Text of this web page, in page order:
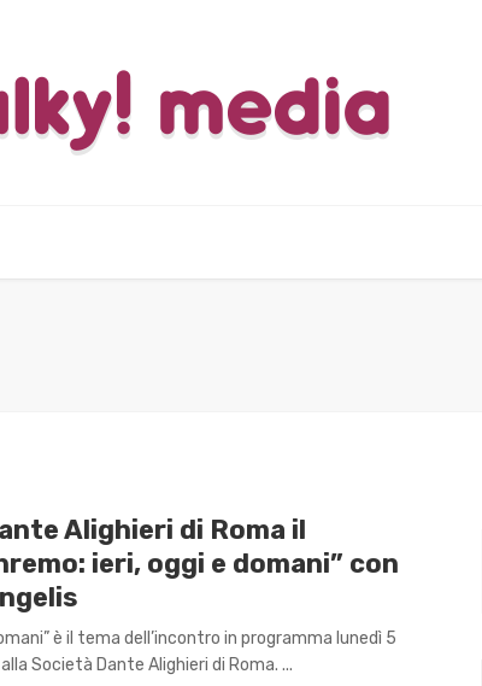
Alighieri di Roma il
ieri, oggi e domani” con
è il tema dell’incontro in programma lunedì 5
Società Dante Alighieri di Roma. ...